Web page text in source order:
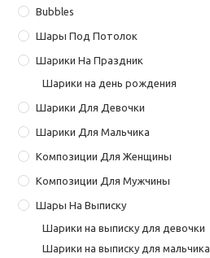
Bubbles
Шары Под Потолок
Шарики На Праздник
Шарики на день рождения
Шарики Для Девочки
Шарики Для Мальчика
Композиции Для Женщины
Композиции Для Мужчины
Шары На Выписку
Шарики на выписку для девочки
Шарики на выписку для мальчика